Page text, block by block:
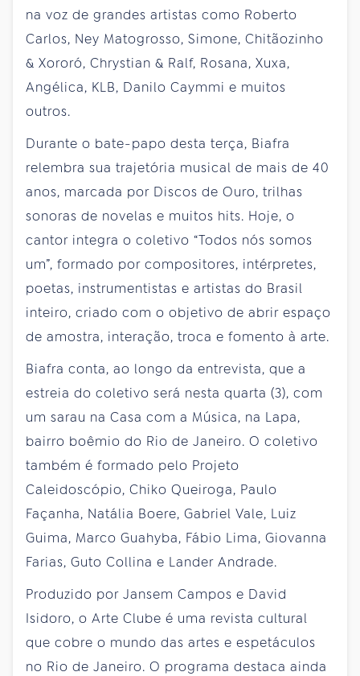
na voz de grandes artistas como Roberto
Carlos, Ney Matogrosso, Simone, Chitãozinho
& Xororó, Chrystian & Ralf, Rosana, Xuxa,
Angélica, KLB, Danilo Caymmi e muitos
outros.
Durante o bate-papo desta terça, Biafra
relembra sua trajetória musical de mais de 40
anos, marcada por Discos de Ouro, trilhas
sonoras de novelas e muitos hits. Hoje, o
cantor integra o coletivo “Todos nós somos
um”, formado por compositores, intérpretes,
poetas, instrumentistas e artistas do Brasil
inteiro, criado com o objetivo de abrir espaço
de amostra, interação, troca e fomento à arte.
Biafra conta, ao longo da entrevista, que a
estreia do coletivo será nesta quarta (3), com
um sarau na Casa com a Música, na Lapa,
bairro boêmio do Rio de Janeiro. O coletivo
também é formado pelo Projeto
Caleidoscópio, Chiko Queiroga, Paulo
Façanha, Natália Boere, Gabriel Vale, Luiz
Guima, Marco Guahyba, Fábio Lima, Giovanna
Farias, Guto Collina e Lander Andrade.
Produzido por Jansem Campos e David
Isidoro, o Arte Clube é uma revista cultural
que cobre o mundo das artes e espetáculos
no Rio de Janeiro. O programa destaca ainda